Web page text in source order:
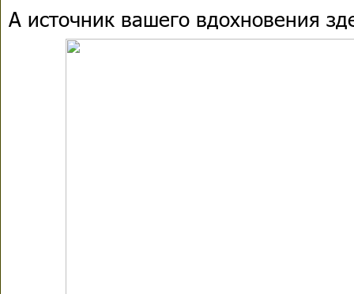
А источник вашего вдохновения